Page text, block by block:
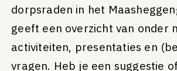
dorpsraden in het
geeft een overzicht van onder
activiteiten, presentaties en
vragen. Heb je een suggestie